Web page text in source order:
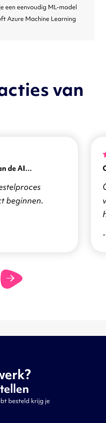
een eenvoudig ML-model
Azure Machine Learning
van
beginnen.
besteld krijg je